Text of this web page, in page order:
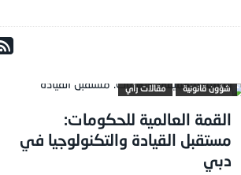
شؤون قانونية مقالات رأي
القمة العالمية للحكومات:
مستقبل القيادة والتكنولوجيا في
دبي